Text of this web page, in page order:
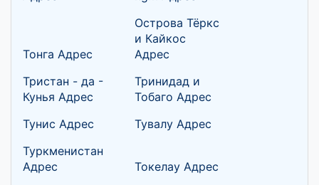
Тонга Адрес
Острова Тёркс
и Кайкос
Адрес
Тристан - да -
Кунья Адрес
Тринидад и
Тобаго Адрес
Тунис Адрес
Тувалу Адрес
Туркменистан
Адрес
Токелау Адрес